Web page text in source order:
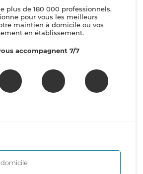
plus de 180 000 professionnels,
pour vous les meilleurs
maintien à domicile ou vos
en établissement.
accompagnent 7/7